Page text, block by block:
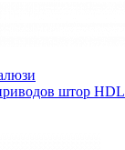
штор HDL